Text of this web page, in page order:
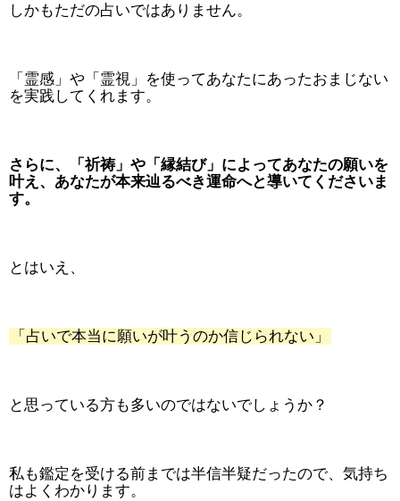
しかもただの占いではありません。
「霊感」や「霊視」を使ってあなたにあったおまじない
を実践してくれます。
さらに、「祈祷」や「縁結び」によってあなたの願いを
叶え、あなたが本来辿るべき運命へと導いてくださいま
す。
とはいえ、
「占いで本当に願いが叶うのか信じられない」
と思っている方も多いのではないでしょうか？
私も鑑定を受ける前までは半信半疑だったので、気持ち
はよくわかります。